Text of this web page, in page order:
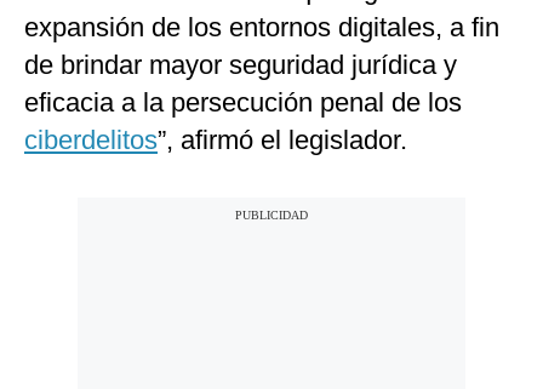
expansión de los entornos digitales, a fin
de brindar mayor seguridad jurídica y
eficacia a la persecución penal de los
ciberdelitos”, afirmó el legislador.